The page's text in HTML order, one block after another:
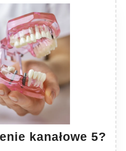
kanałowe 5? Ile